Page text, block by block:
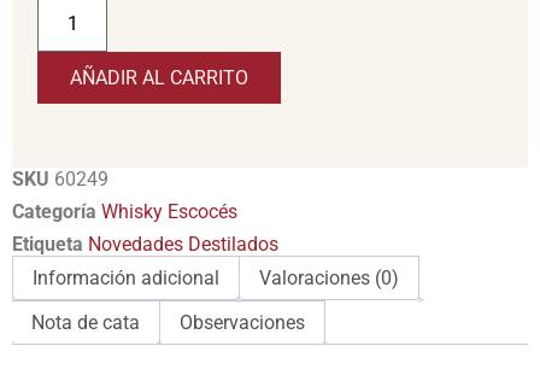
AÑADIR AL CARRITO
SKU 60249
Categoría Whisky Escocés
Etiqueta Novedades Destilados
Información adicional
Valoraciones (0)
Nota de cata
Observaciones